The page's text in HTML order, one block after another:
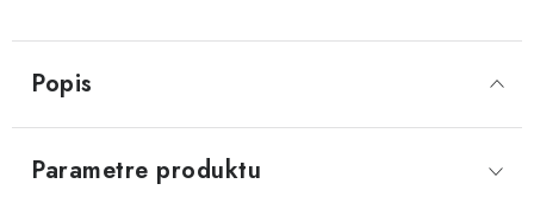
Popis
Parametre produktu